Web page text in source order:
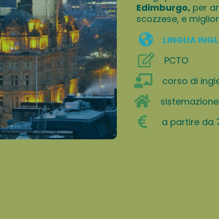
Edimburgo,per
scozzese, e
LINGUA
PCTO
corso di
a partire da